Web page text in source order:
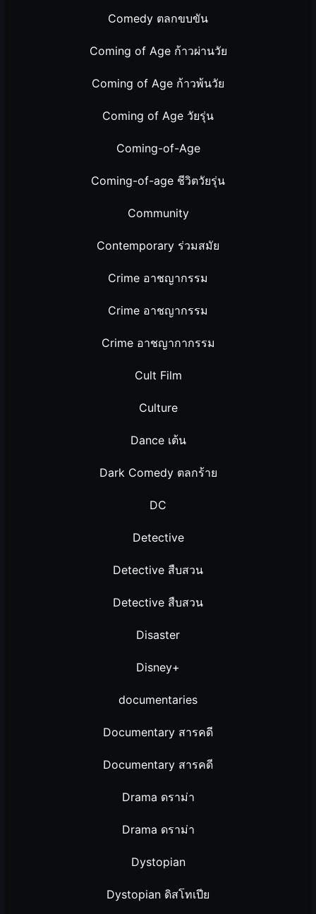
Comedy ตลกขบขัน
Coming of Age ก้าวผ่านวัย
Coming of Age ก้าวพ้นวัย
Coming of Age วัยรุ่น
Coming-of-Age
Coming-of-age ชีวิตวัยรุ่น
Community
Contemporary ร่วมสมัย
Crime อาชญากรรม
Crime อาชญากรรม
Crime อาชญากากรรม
Cult Film
Culture
Dance เต้น
Dark Comedy ตลกร้าย
DC
Detective
Detective สืบสวน
Detective สืบสวน
Disaster
Disney+
documentaries
Documentary สารคดี
Documentary สารคดี
Drama ดราม่า
Drama ดราม่า
Dystopian
Dystopian ดิสโทเปีย